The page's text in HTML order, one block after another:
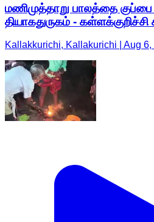
மணிமுத்தாறு பாலத்தை
தியாகதுருகம் -
Kallakkurichi, Kallakurichi | Aug 6,